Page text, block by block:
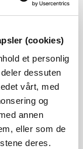
(cookies)
et personlig
dessuten
vårt, med
og
annen
eller som de
deres.